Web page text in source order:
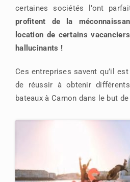
certaines sociétés l’ont
profitent de la
location de certains
hallucinants !
Ces entreprises savent qu’il
de réussir à obtenir
bateaux à Carnon dans le but